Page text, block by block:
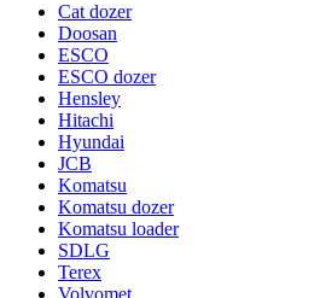
Cat dozer
Doosan
ESCO
ESCO dozer
Hensley
Hitachi
Hyundai
JCB
Komatsu
Komatsu dozer
Komatsu loader
SDLG
Terex
Volvomet